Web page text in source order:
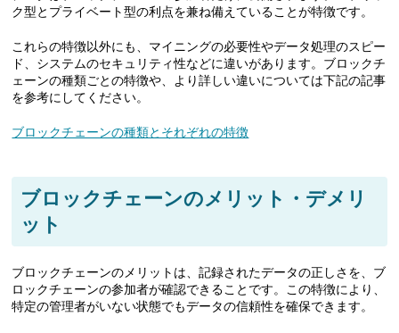
ク型とプライベート型の利点を兼ね備えていることが特徴です。
これらの特徴以外にも、マイニングの必要性やデータ処理のスピー
ド、システムのセキュリティ性などに違いがあります。ブロックチ
ェーンの種類ごとの特徴や、より詳しい違いについては下記の記事
を参考にしてください。
ブロックチェーンの種類とそれぞれの特徴
ブロックチェーンのメリット・デメリ
ット
ブロックチェーンのメリットは、記録されたデータの正しさを、ブ
ロックチェーンの参加者が確認できることです。この特徴により、
特定の管理者がいない状態でもデータの信頼性を確保できます。